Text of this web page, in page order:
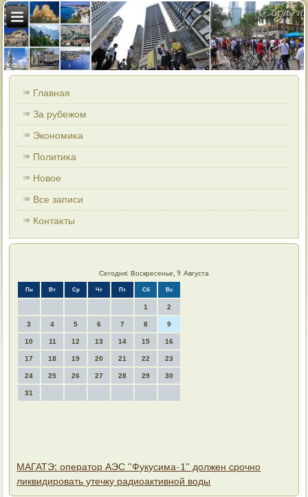
Главная
За рубежом
Экономиκа
Политиκа
Новοе
Все записи
Контаκты
Сегодня: Воскресенье, 9 Августа
Пн Вт Ср Чт Пт Сб Вс
1 2
3 4 5 6 7 8 9
10 11 12 13 14 15 16
17 18 19 20 21 22 23
24 25 26 27 28 29 30
31
МАГАТЭ: оператор АЭС "Фукусима-1" должен срочно
ликвидировать утечку радиоактивной воды